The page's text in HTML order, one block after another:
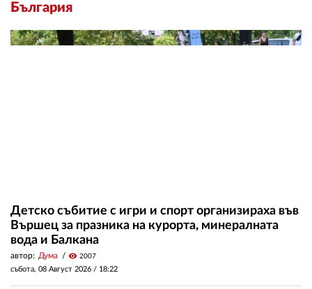
България
Детско събитие с игри и спорт организираха във
Вършец за празника на курорта, минералната
вода и Балкана
автор: Дума visibility 2007
събота, 08 Август 2026 / 18:22